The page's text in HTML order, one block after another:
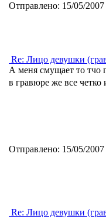
Отправлено: 15/05/
Re: Лицо девушки
А меня смущает то тчо
в гравюре же все четко
Отправлено: 15/05/
Re: Лицо девушки